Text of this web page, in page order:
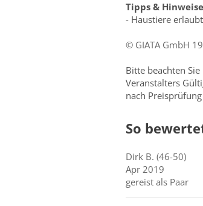
Tipps &
- Haustiere erlaubt
© GIATA GmbH
Bitte beachten
Veranstalters
nach
So
Dirk B. (46-50)
Apr 2019
gereist als Paar